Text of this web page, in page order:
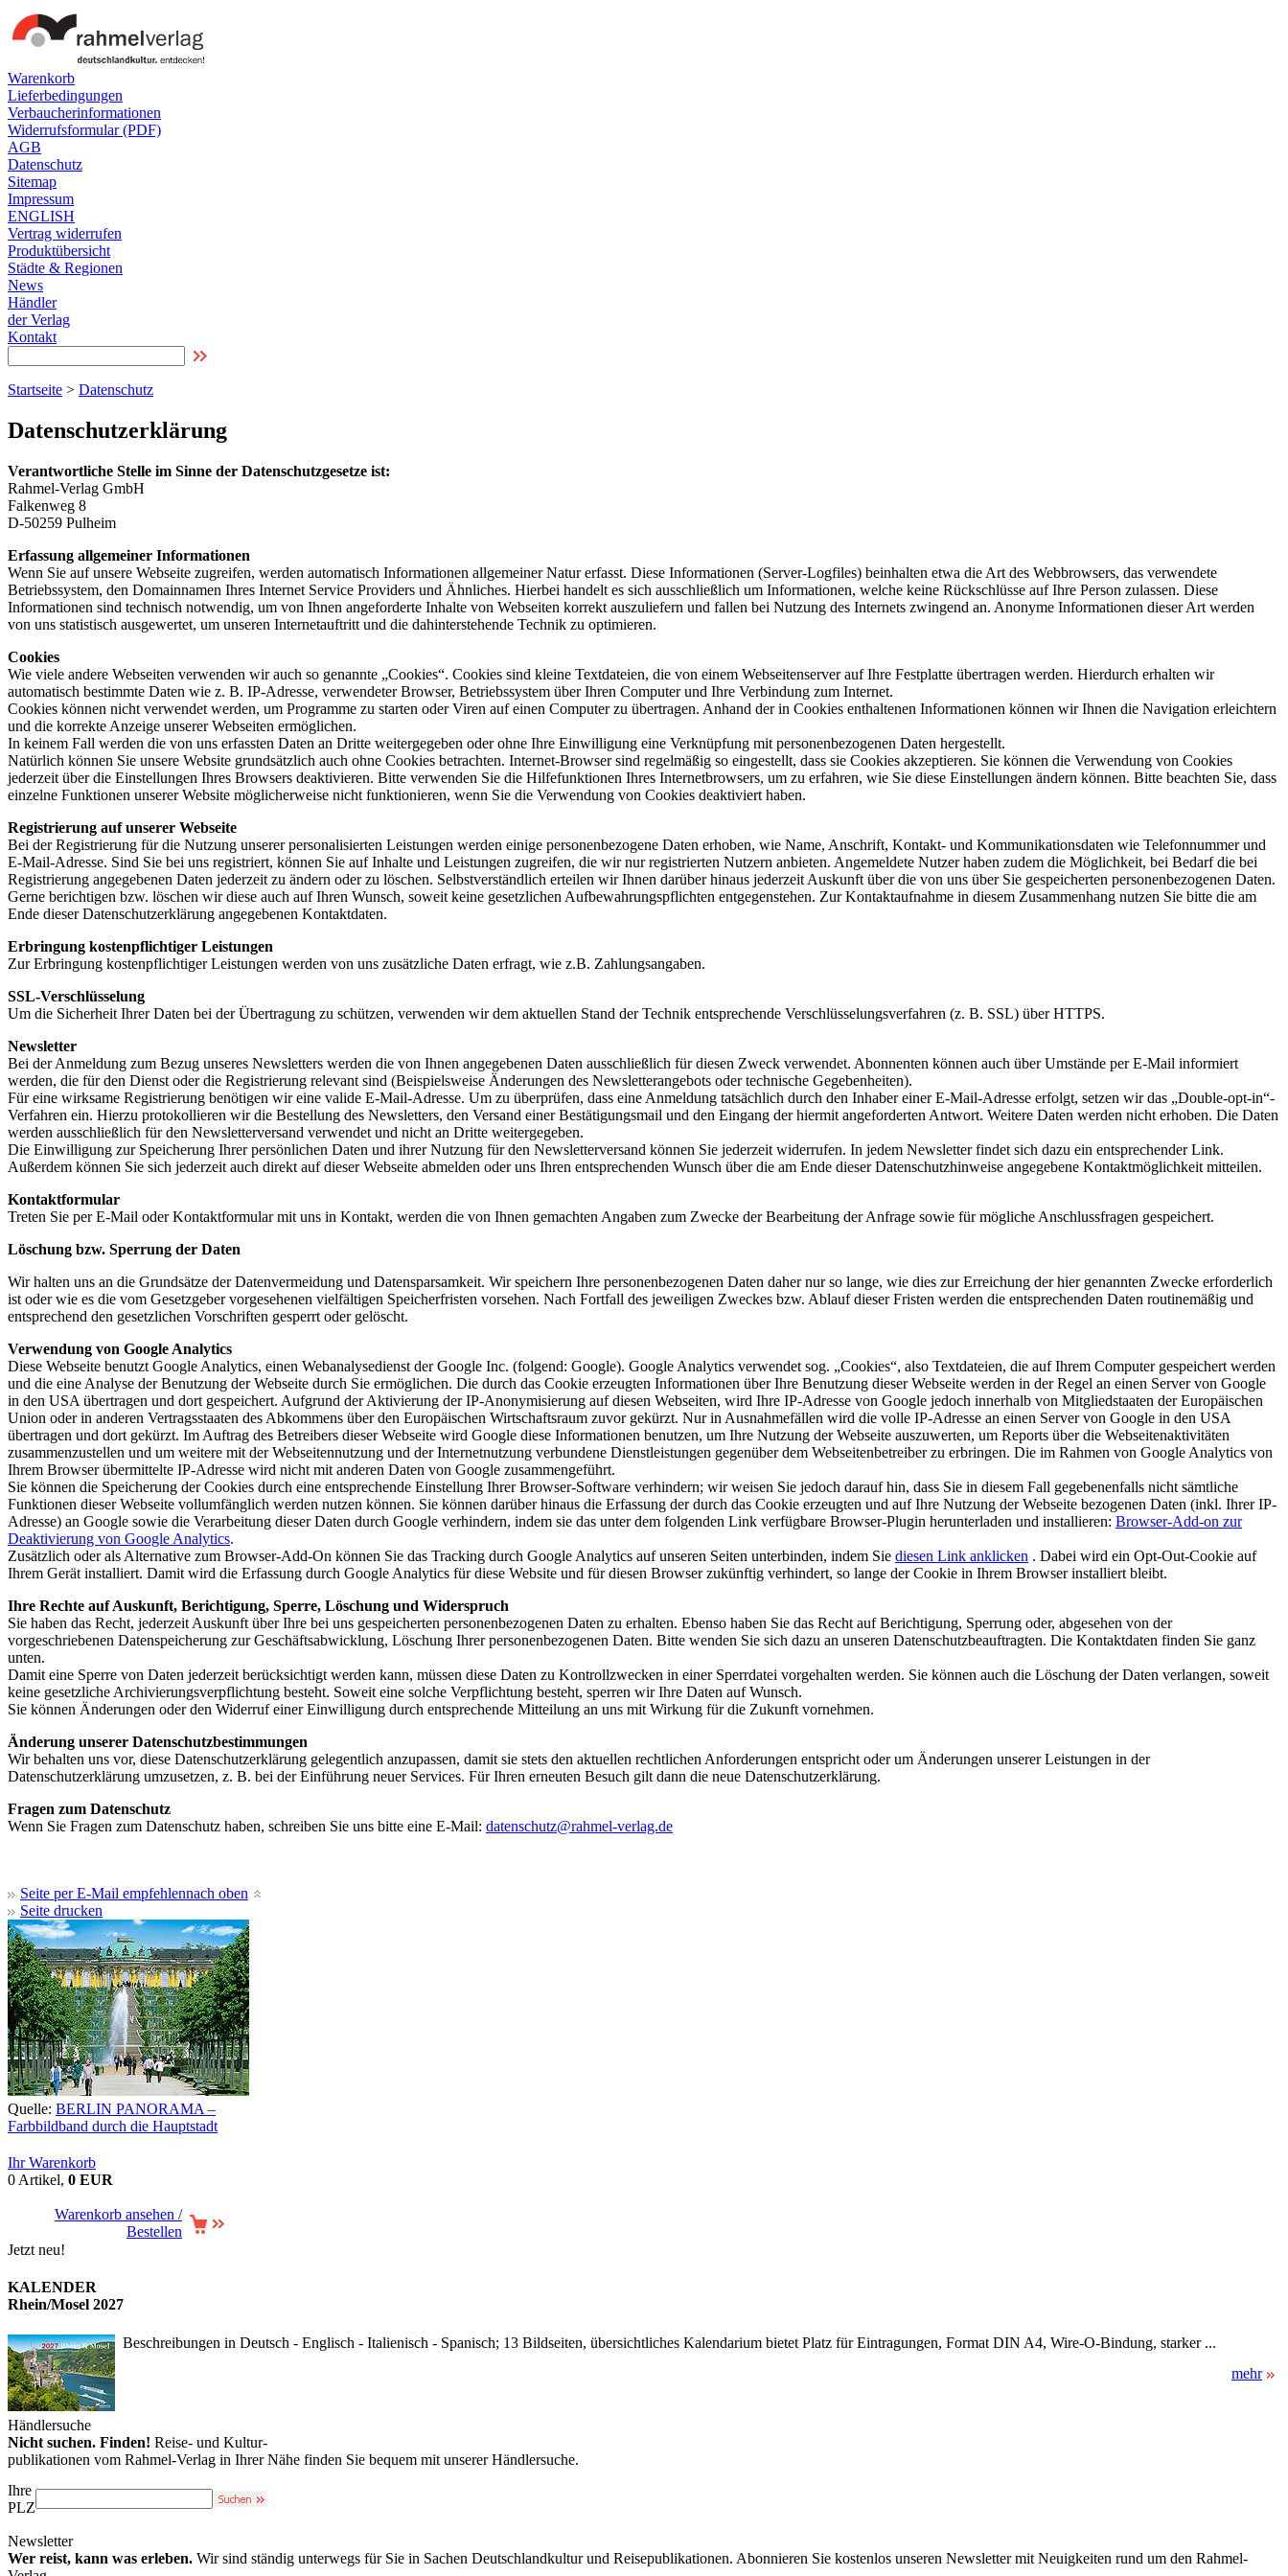
Warenkorb
Lieferbedingungen
Verbaucherinformationen
Widerrufsformular (PDF)
AGB
Datenschutz
Sitemap
Impressum
ENGLISH
Vertrag widerrufen
Produktübersicht
Städte & Regionen
News
Händler
der Verlag
Kontakt
Startseite > Datenschutz
Datenschutzerklärung
Verantwortliche Stelle im Sinne der Datenschutzgesetze ist:
Rahmel-Verlag GmbH
Falkenweg 8
D-50259 Pulheim
Erfassung allgemeiner Informationen
Wenn Sie auf unsere Webseite zugreifen, werden automatisch Informationen allgemeiner Natur erfasst. Diese Informationen (Server-Logfiles) beinhalten etwa die Art des Webbrowsers, das verwendete
Betriebssystem, den Domainnamen Ihres Internet Service Providers und Ähnliches. Hierbei handelt es sich ausschließlich um Informationen, welche keine Rückschlüsse auf Ihre Person zulassen. Diese
Informationen sind technisch notwendig, um von Ihnen angeforderte Inhalte von Webseiten korrekt auszuliefern und fallen bei Nutzung des Internets zwingend an. Anonyme Informationen dieser Art werden
von uns statistisch ausgewertet, um unseren Internetauftritt und die dahinterstehende Technik zu optimieren.
Cookies
Wie viele andere Webseiten verwenden wir auch so genannte „Cookies“. Cookies sind kleine Textdateien, die von einem Webseitenserver auf Ihre Festplatte übertragen werden. Hierdurch erhalten wir
automatisch bestimmte Daten wie z. B. IP-Adresse, verwendeter Browser, Betriebssystem über Ihren Computer und Ihre Verbindung zum Internet.
Cookies können nicht verwendet werden, um Programme zu starten oder Viren auf einen Computer zu übertragen. Anhand der in Cookies enthaltenen Informationen können wir Ihnen die Navigation erleichtern
und die korrekte Anzeige unserer Webseiten ermöglichen.
In keinem Fall werden die von uns erfassten Daten an Dritte weitergegeben oder ohne Ihre Einwilligung eine Verknüpfung mit personenbezogenen Daten hergestellt.
Natürlich können Sie unsere Website grundsätzlich auch ohne Cookies betrachten. Internet-Browser sind regelmäßig so eingestellt, dass sie Cookies akzeptieren. Sie können die Verwendung von Cookies
jederzeit über die Einstellungen Ihres Browsers deaktivieren. Bitte verwenden Sie die Hilfefunktionen Ihres Internetbrowsers, um zu erfahren, wie Sie diese Einstellungen ändern können. Bitte beachten Sie, dass
einzelne Funktionen unserer Website möglicherweise nicht funktionieren, wenn Sie die Verwendung von Cookies deaktiviert haben.
Registrierung auf unserer Webseite
Bei der Registrierung für die Nutzung unserer personalisierten Leistungen werden einige personenbezogene Daten erhoben, wie Name, Anschrift, Kontakt- und Kommunikationsdaten wie Telefonnummer und
E-Mail-Adresse. Sind Sie bei uns registriert, können Sie auf Inhalte und Leistungen zugreifen, die wir nur registrierten Nutzern anbieten. Angemeldete Nutzer haben zudem die Möglichkeit, bei Bedarf die bei
Registrierung angegebenen Daten jederzeit zu ändern oder zu löschen. Selbstverständlich erteilen wir Ihnen darüber hinaus jederzeit Auskunft über die von uns über Sie gespeicherten personenbezogenen Daten.
Gerne berichtigen bzw. löschen wir diese auch auf Ihren Wunsch, soweit keine gesetzlichen Aufbewahrungspflichten entgegenstehen. Zur Kontaktaufnahme in diesem Zusammenhang nutzen Sie bitte die am
Ende dieser Datenschutzerklärung angegebenen Kontaktdaten.
Erbringung kostenpflichtiger Leistungen
Zur Erbringung kostenpflichtiger Leistungen werden von uns zusätzliche Daten erfragt, wie z.B. Zahlungsangaben.
SSL-Verschlüsselung
Um die Sicherheit Ihrer Daten bei der Übertragung zu schützen, verwenden wir dem aktuellen Stand der Technik entsprechende Verschlüsselungsverfahren (z. B. SSL) über HTTPS.
Newsletter
Bei der Anmeldung zum Bezug unseres Newsletters werden die von Ihnen angegebenen Daten ausschließlich für diesen Zweck verwendet. Abonnenten können auch über Umstände per E-Mail informiert
werden, die für den Dienst oder die Registrierung relevant sind (Beispielsweise Änderungen des Newsletterangebots oder technische Gegebenheiten).
Für eine wirksame Registrierung benötigen wir eine valide E-Mail-Adresse. Um zu überprüfen, dass eine Anmeldung tatsächlich durch den Inhaber einer E-Mail-Adresse erfolgt, setzen wir das „Double-opt-in“-
Verfahren ein. Hierzu protokollieren wir die Bestellung des Newsletters, den Versand einer Bestätigungsmail und den Eingang der hiermit angeforderten Antwort. Weitere Daten werden nicht erhoben. Die Daten
werden ausschließlich für den Newsletterversand verwendet und nicht an Dritte weitergegeben.
Die Einwilligung zur Speicherung Ihrer persönlichen Daten und ihrer Nutzung für den Newsletterversand können Sie jederzeit widerrufen. In jedem Newsletter findet sich dazu ein entsprechender Link.
Außerdem können Sie sich jederzeit auch direkt auf dieser Webseite abmelden oder uns Ihren entsprechenden Wunsch über die am Ende dieser Datenschutzhinweise angegebene Kontaktmöglichkeit mitteilen.
Kontaktformular
Treten Sie per E-Mail oder Kontaktformular mit uns in Kontakt, werden die von Ihnen gemachten Angaben zum Zwecke der Bearbeitung der Anfrage sowie für mögliche Anschlussfragen gespeichert.
Löschung bzw. Sperrung der Daten
Wir halten uns an die Grundsätze der Datenvermeidung und Datensparsamkeit. Wir speichern Ihre personenbezogenen Daten daher nur so lange, wie dies zur Erreichung der hier genannten Zwecke erforderlich
ist oder wie es die vom Gesetzgeber vorgesehenen vielfältigen Speicherfristen vorsehen. Nach Fortfall des jeweiligen Zweckes bzw. Ablauf dieser Fristen werden die entsprechenden Daten routinemäßig und
entsprechend den gesetzlichen Vorschriften gesperrt oder gelöscht.
Verwendung von Google Analytics
Diese Webseite benutzt Google Analytics, einen Webanalysedienst der Google Inc. (folgend: Google). Google Analytics verwendet sog. „Cookies“, also Textdateien, die auf Ihrem Computer gespeichert werden
und die eine Analyse der Benutzung der Webseite durch Sie ermöglichen. Die durch das Cookie erzeugten Informationen über Ihre Benutzung dieser Webseite werden in der Regel an einen Server von Google
in den USA übertragen und dort gespeichert. Aufgrund der Aktivierung der IP-Anonymisierung auf diesen Webseiten, wird Ihre IP-Adresse von Google jedoch innerhalb von Mitgliedstaaten der Europäischen
Union oder in anderen Vertragsstaaten des Abkommens über den Europäischen Wirtschaftsraum zuvor gekürzt. Nur in Ausnahmefällen wird die volle IP-Adresse an einen Server von Google in den USA
übertragen und dort gekürzt. Im Auftrag des Betreibers dieser Webseite wird Google diese Informationen benutzen, um Ihre Nutzung der Webseite auszuwerten, um Reports über die Webseitenaktivitäten
zusammenzustellen und um weitere mit der Webseitennutzung und der Internetnutzung verbundene Dienstleistungen gegenüber dem Webseitenbetreiber zu erbringen. Die im Rahmen von Google Analytics von
Ihrem Browser übermittelte IP-Adresse wird nicht mit anderen Daten von Google zusammengeführt.
Sie können die Speicherung der Cookies durch eine entsprechende Einstellung Ihrer Browser-Software verhindern; wir weisen Sie jedoch darauf hin, dass Sie in diesem Fall gegebenenfalls nicht sämtliche
Funktionen dieser Webseite vollumfänglich werden nutzen können. Sie können darüber hinaus die Erfassung der durch das Cookie erzeugten und auf Ihre Nutzung der Webseite bezogenen Daten (inkl. Ihrer IP-
Adresse) an Google sowie die Verarbeitung dieser Daten durch Google verhindern, indem sie das unter dem folgenden Link verfügbare Browser-Plugin herunterladen und installieren: Browser-Add-on zur
Deaktivierung von Google Analytics.
Zusätzlich oder als Alternative zum Browser-Add-On können Sie das Tracking durch Google Analytics auf unseren Seiten unterbinden, indem Sie diesen Link anklicken . Dabei wird ein Opt-Out-Cookie auf
Ihrem Gerät installiert. Damit wird die Erfassung durch Google Analytics für diese Website und für diesen Browser zukünftig verhindert, so lange der Cookie in Ihrem Browser installiert bleibt.
Ihre Rechte auf Auskunft, Berichtigung, Sperre, Löschung und Widerspruch
Sie haben das Recht, jederzeit Auskunft über Ihre bei uns gespeicherten personenbezogenen Daten zu erhalten. Ebenso haben Sie das Recht auf Berichtigung, Sperrung oder, abgesehen von der
vorgeschriebenen Datenspeicherung zur Geschäftsabwicklung, Löschung Ihrer personenbezogenen Daten. Bitte wenden Sie sich dazu an unseren Datenschutzbeauftragten. Die Kontaktdaten finden Sie ganz
unten.
Damit eine Sperre von Daten jederzeit berücksichtigt werden kann, müssen diese Daten zu Kontrollzwecken in einer Sperrdatei vorgehalten werden. Sie können auch die Löschung der Daten verlangen, soweit
keine gesetzliche Archivierungsverpflichtung besteht. Soweit eine solche Verpflichtung besteht, sperren wir Ihre Daten auf Wunsch.
Sie können Änderungen oder den Widerruf einer Einwilligung durch entsprechende Mitteilung an uns mit Wirkung für die Zukunft vornehmen.
Änderung unserer Datenschutzbestimmungen
Wir behalten uns vor, diese Datenschutzerklärung gelegentlich anzupassen, damit sie stets den aktuellen rechtlichen Anforderungen entspricht oder um Änderungen unserer Leistungen in der
Datenschutzerklärung umzusetzen, z. B. bei der Einführung neuer Services. Für Ihren erneuten Besuch gilt dann die neue Datenschutzerklärung.
Fragen zum Datenschutz
Wenn Sie Fragen zum Datenschutz haben, schreiben Sie uns bitte eine E-Mail: datenschutz@rahmel-verlag.de
Seite per E-Mail empfehlen
Seite drucken
nach oben
Quelle: BERLIN PANORAMA –
Farbbildband durch die Hauptstadt
Ihr Warenkorb
0 Artikel, 0 EUR
Warenkorb ansehen /
Bestellen
Jetzt neu!
KALENDER
Rhein/Mosel 2027
Beschreibungen in Deutsch - Englisch - Italienisch - Spanisch; 13 Bildseiten, übersichtliches Kalendarium bietet Platz für Eintragungen, Format DIN A4, Wire-O-Bindung, starker ...
mehr
Händlersuche
Nicht suchen. Finden! Reise- und Kultur-
publikationen vom Rahmel-Verlag in Ihrer Nähe finden Sie bequem mit unserer Händlersuche.
Ihre
PLZ
Newsletter
Wer reist, kann was erleben. Wir sind ständig unterwegs für Sie in Sachen Deutschlandkultur und Reisepublikationen. Abonnieren Sie kostenlos unseren Newsletter mit Neuigkeiten rund um den Rahmel-